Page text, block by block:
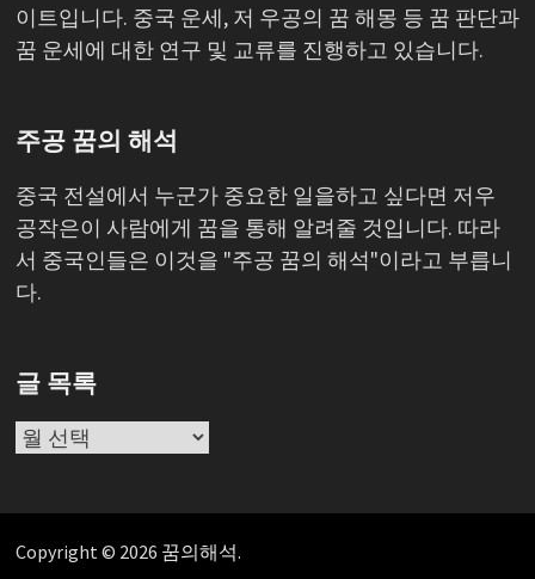
이트입니다. 중국 운세, 저 우공의 꿈 해몽 등 꿈 판단과
꿈 운세에 대한 연구 및 교류를 진행하고 있습니다.
주공 꿈의 해석
중국 전설에서 누군가 중요한 일을하고 싶다면 저우
공작은이 사람에게 꿈을 통해 알려줄 것입니다. 따라
서 중국인들은 이것을 "주공 꿈의 해석"이라고 부릅니
다.
글 목록
글
Copyright © 2026 꿈의해석.